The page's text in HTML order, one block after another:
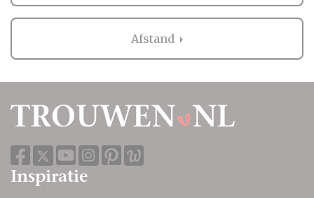
Afstand
Inspiratie